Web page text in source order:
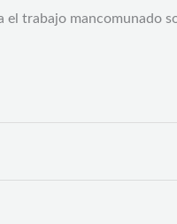
trabajo mancomunado